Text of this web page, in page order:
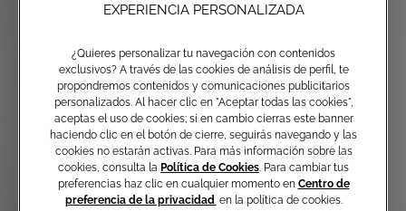
EXPERIENCIA PERSONALIZADA
¿Quieres personalizar tu navegación con contenidos
exclusivos? A través de las cookies de análisis de perfil, te
propondremos contenidos y comunicaciones publicitarios
personalizados. Al hacer clic en "Aceptar todas las cookies",
aceptas el uso de cookies; si en cambio cierras este banner
haciendo clic en el botón de cierre, seguirás navegando y las
cookies no estarán activas. Para más información sobre las
cookies, consulta la Política de Cookies . Para cambiar tus
preferencias haz clic en cualquier momento en Centro de
preferencia de la privacidad en la política de cookies.